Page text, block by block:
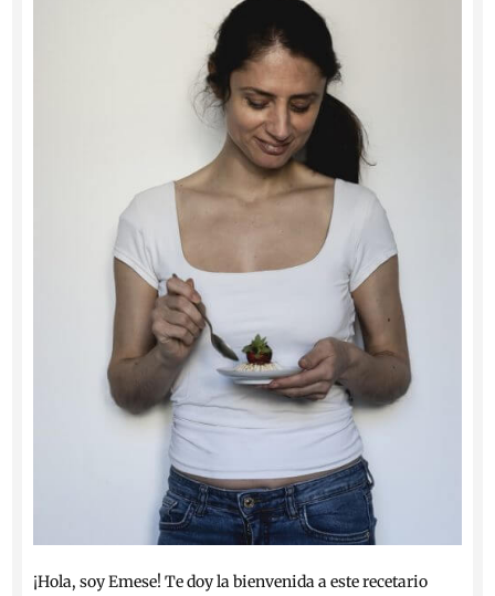
¡Hola, soy Emese! Te doy la bienvenida a este recetario